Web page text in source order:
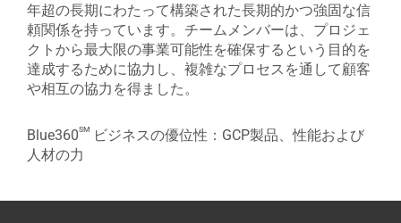
年超の長期にわたって構築された長期的かつ強固な信
頼関係を持っています。チームメンバーは、プロジェ
クトから最大限の事業可能性を確保するという目的を
達成するために協力し、複雑なプロセスを通して顧客
や相互の協力を得ました。
Blue360sm ビジネスの優位性：GCP製品、性能および
人材の力